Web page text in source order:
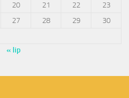
20 21 22
23
27 28 29
30
« lip